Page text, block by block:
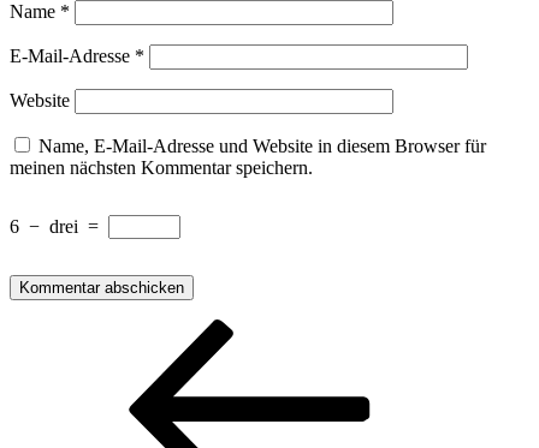
Name *
E-Mail-Adresse *
Website
Name, E-Mail-Adresse und Website in diesem Browser für
meinen nächsten Kommentar speichern.
6 − drei =
Beitragsnavigation